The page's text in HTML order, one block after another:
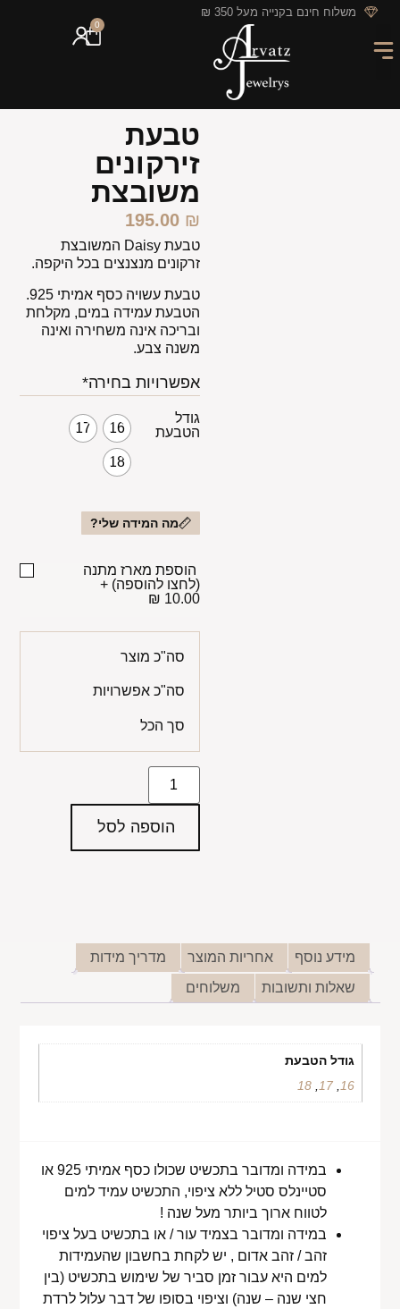
לתוכן משלוח חינם בקנייה מעל 350 ₪
0
טבעת
זירקונים
משובצת
195.00 ₪
טבעת Daisy המשובצת
זרקונים מנצנצים בכל היקפה.
טבעת עשויה כסף אמיתי 925.
הטבעת עמידה במים, מקלחת
ובריכה אינה משחירה ואינה
משנה צבע.
אפשרויות בחירה*
גודל
הטבעת
16
17
18
מה המידה שלי?
הוספת מארז מתנה
(לחצו להוספה) +
10.00 ₪
סה"כ מוצר
סה"כ אפשרויות
סך הכל
הוספה לסל
מידע נוסף אחריות המוצר
מדריך מידות
שאלות ותשובות
משלוחים
גודל הטבעת
16
17
18
במידה ומדובר בתכשיט שכולו כסף אמיתי 925 או
סטיינלס סטיל ללא ציפוי, התכשיט עמיד למים
לטווח ארוך ביותר מעל שנה !
במידה ומדובר בצמיד עור / או בתכשיט בעל ציפוי
זהב / זהב אדום , יש לקחת בחשבון שהעמידות
למים היא עבור זמן סביר של שימוש בתכשיט (בין
חצי שנה – שנה) וציפוי בסופו של דבר עלול לרדת